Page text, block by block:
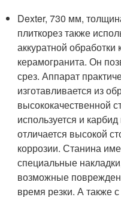
Dexter, 730 мм,
плиткорез также
аккуратной обработки
керамогранита. Он
срез. Аппарат
изготавливается из
высококачественной
используется и
отличается высокой
коррозии. Станина
специальные
возможные
время резки. А также